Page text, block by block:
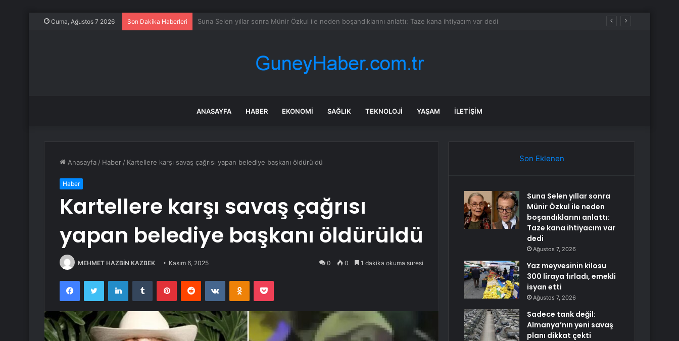
Cuma, Ağustos 7 2026 Son Dakika Haberleri Yaz meyvesinin kilosu 300 liraya fırladı, emekli isyan etti
ANASAYFA HABER EKONOMI SAĞLIK TEKNOLOJI YAŞAM İLETIŞIM
Anasayfa / Haber / Kartellere karşı savaş çağrısı yapan belediye başkanı öldürüldü
Haber
Kartellere karşı savaş çağrısı
yapan belediye başkanı öldürüldü
MEHMET HAZBİN KAZBEK Kasım 6, 2025 0 0 1 dakika okuma süresi
FacebookTwitter LinkedInTumblr PinterestReddit VKontakteOdnoklassniki
Pocket
Son Eklenen
Suna Selen yıllar sonra
Münir Özkul ile neden
boşandıklarını anlattı:
Taze kana ihtiyacım var
dedi
Ağustos 7, 2026
Yaz meyvesinin kilosu
300 liraya fırladı, emekli
isyan etti
Ağustos 7, 2026
Sadece tank değil:
Almanya’nın yeni savaş
planı dikkat çekti